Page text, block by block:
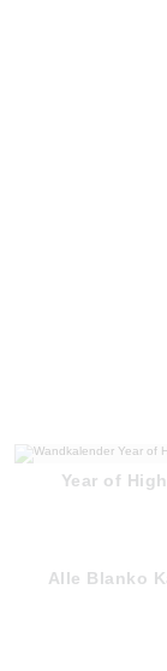
Year of
Alle Blanko